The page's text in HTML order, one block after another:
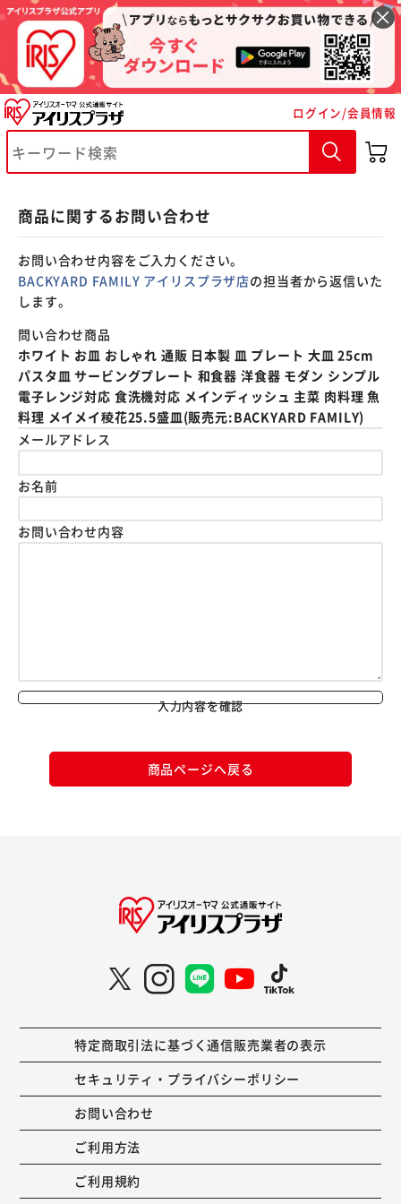
ログイン/会員情報
商品に関するお問い合わせ
お問い合わせ内容をご入力ください。
BACKYARD FAMILY アイリスプラザ店の担当者から返信いた
します。
問い合わせ商品
ホワイト お皿 おしゃれ 通販 日本製 皿 プレート 大皿 25cm
パスタ皿 サービングプレート 和食器 洋食器 モダン シンプル
電子レンジ対応 食洗機対応 メインディッシュ 主菜 肉料理 魚
料理 メイメイ稜花25.5盛皿(販売元:BACKYARD FAMILY)
メールアドレス
お名前
お問い合わせ内容
入力内容を確認
商品ページへ戻る
特定商取引法に基づく通信販売業者の表示
セキュリティ・プライバシーポリシー
お問い合わせ
ご利用方法
ご利用規約
※ご確認ください
カートに入れる